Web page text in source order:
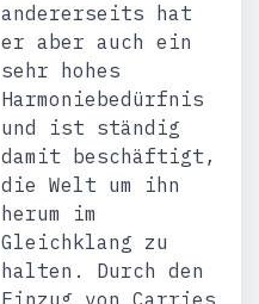
andererseits hat
er aber auch ein
sehr hohes
Harmoniebedürfnis
und ist ständig
damit beschäftigt,
die Welt um ihn
herum im
Gleichklang zu
halten. Durch den
Einzug von Carries